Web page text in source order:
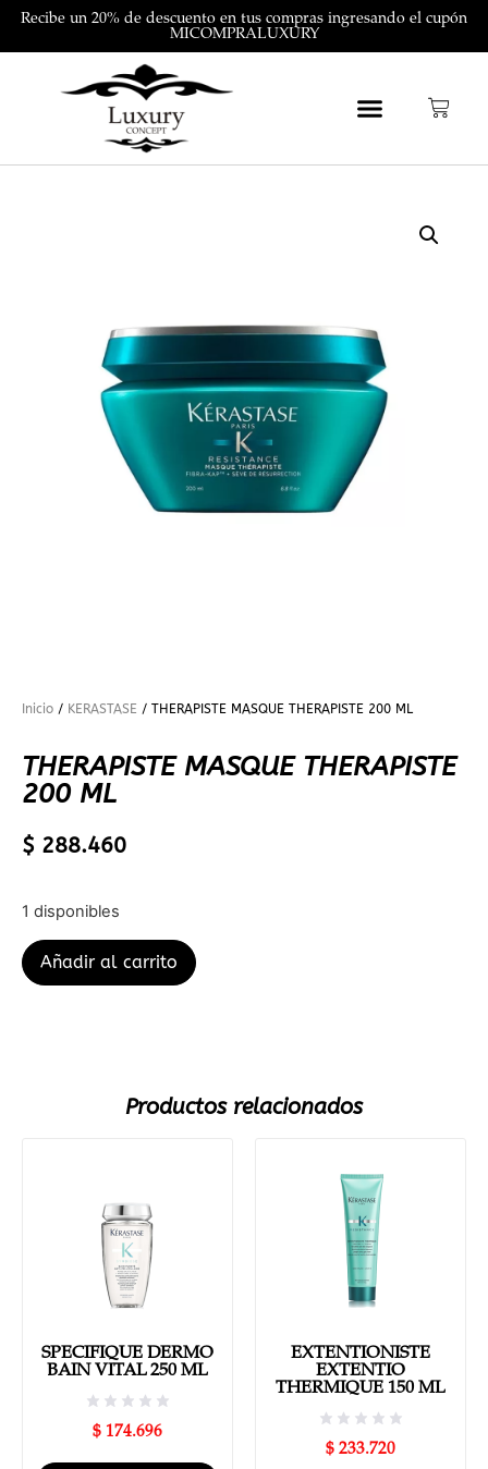
Recibe un 20% de descuento en tus compras ingresando el cupón
MICOMPRALUXURY
Inicio / KERASTASE / THERAPISTE MASQUE THERAPISTE 200 ML
THERAPISTE MASQUE THERAPISTE
200 ML
$ 288.460
1 disponibles
Añadir al carrito
Productos relacionados
SPECIFIQUE DERMO
BAIN VITAL 250 ML
$ 174.696
EXTENTIONISTE
EXTENTIO
THERMIQUE 150 ML
$ 233.720